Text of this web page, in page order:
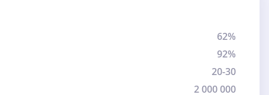
62%
92%
20-30
2 000 000